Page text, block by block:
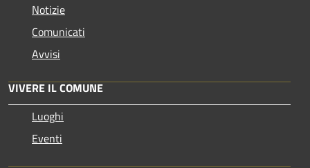
Notizie
Comunicati
Avvisi
VIVERE IL COMUNE
Luoghi
Eventi